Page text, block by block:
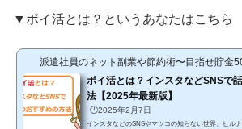
▼ポイ活とは？というあなたはこちら
派遣社員のネット副業や節約術〜目指せ貯金
ポイ活とは？インスタなどSNSで
法【2025年最新版】
🕒️2025年2月7日
インスタなどのSNSやマツコの知らない世界、ヒル